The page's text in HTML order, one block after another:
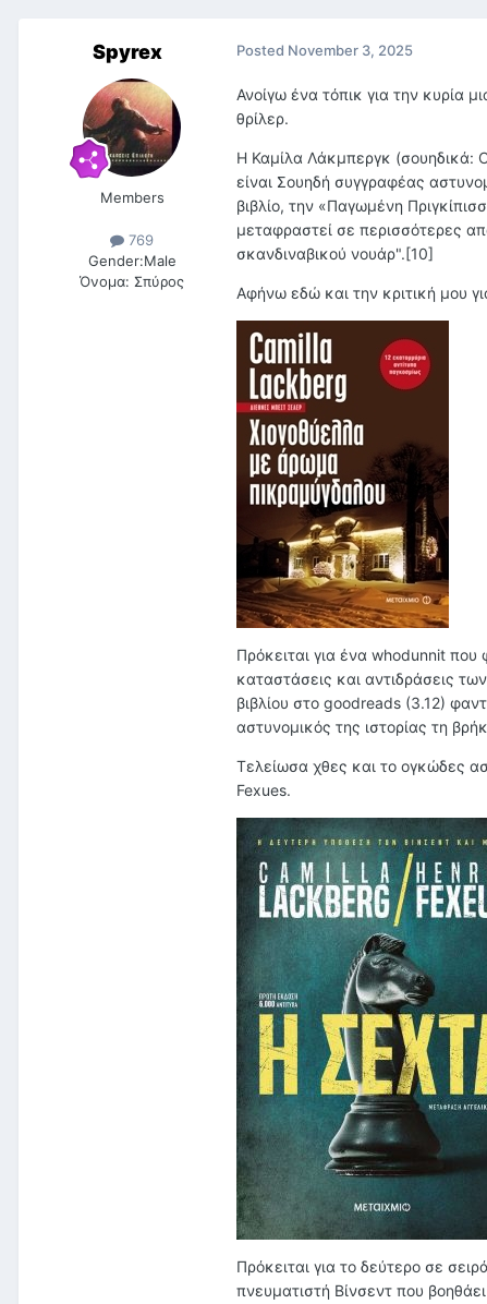
Spyrex
Members
769
Gender:Male
Όνομα: Σπύρος
Posted November 3, 2025
Ανοίγω ένα τόπικ για την κυρία
θρίλερ.
Η Καμίλα Λάκμπεργκ (σουηδικά:
είναι Σουηδή συγγραφέας
βιβλίο, την «Παγωμένη
μεταφραστεί σε περισσότερες
σκανδιναβικού νουάρ".[10]
Αφήνω εδώ και την κριτική μου
Πρόκειται για ένα whodunnit που
καταστάσεις και αντιδράσεις
βιβλίου στο goodreads (3.12)
αστυνομικός της ιστορίας τη
Τελείωσα χθες και το ογκώδες
Fexues.
Πρόκειται για το δεύτερο σε
πνευματιστή Βίνσεντ που